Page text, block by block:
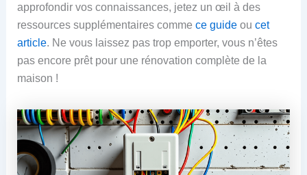
approfondir vos connaissances, jetez un œil à des
ressources supplémentaires comme ce guideou cet
article. Ne vous laissez pas trop emporter, vous n’êtes
pas encore prêt pour une rénovation complète de la
maison !